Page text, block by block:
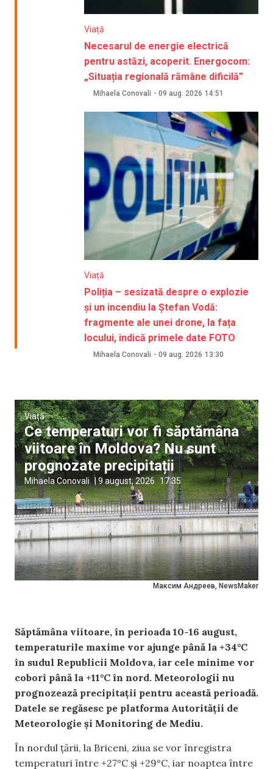
Viață
Necesarul de energie electrică
pentru astăzi, acoperit. Energocom:
„Situația regională rămâne dificilă”
Mihaela Conovali - 09 aug. 2026 14:51
Viață
Poliția – sesizată despre o explozie
și un incendiu la Ștefan Vodă:
fragmente ale unei drone, la fața
locului, indică primele date FOTO
Mihaela Conovali - 09 aug. 2026 13:30
Максим Андреев, NewsMaker
Viață
Ce temperaturi vor fi săptămâna
viitoare în Moldova? Nu sunt
prognozate precipitații
Mihaela Conovali | 9 august, 2026 17:35
Săptămâna viitoare, în perioada 10-16 august,
temperaturile maxime vor ajunge până la +34°C
în sudul Republicii Moldova, iar cele minime vor
coborî până la +11°C în nord. Meteorologii nu
prognozează precipitații pentru această perioadă.
Datele se regăsesc pe platforma Autorității de
Meteorologie și Monitoring de Mediu.
În nordul țării, la Briceni, ziua se vor înregistra
temperaturi între +27°C și +29°C, iar noaptea între